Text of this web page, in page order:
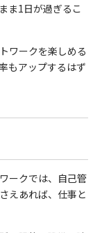
ま1日が過ぎるこ
ワークを楽しめる
もアップするはず
ークでは、自己管
えあれば、仕事と